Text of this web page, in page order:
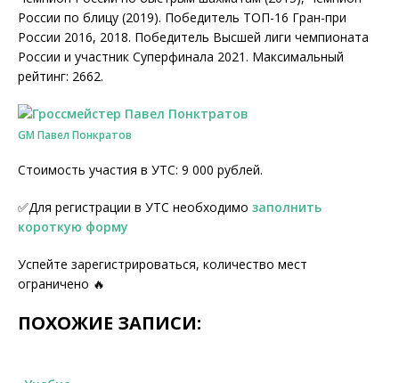
России по блицу (2019). Победитель ТОП-16 Гран-при
России 2016, 2018. Победитель Высшей лиги чемпионата
России и участник Суперфинала 2021. Максимальный
рейтинг: 2662.
GM Павел Понкратов
Стоимость участия в УТС: 9 000 рублей.
✅Для регистрации в УТС необходимо заполнить
короткую форму
Успейте зарегистрироваться, количество мест
ограничено 🔥
ПОХОЖИЕ ЗАПИСИ: